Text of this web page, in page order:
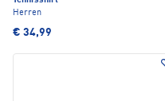
Herren
€ 34,99